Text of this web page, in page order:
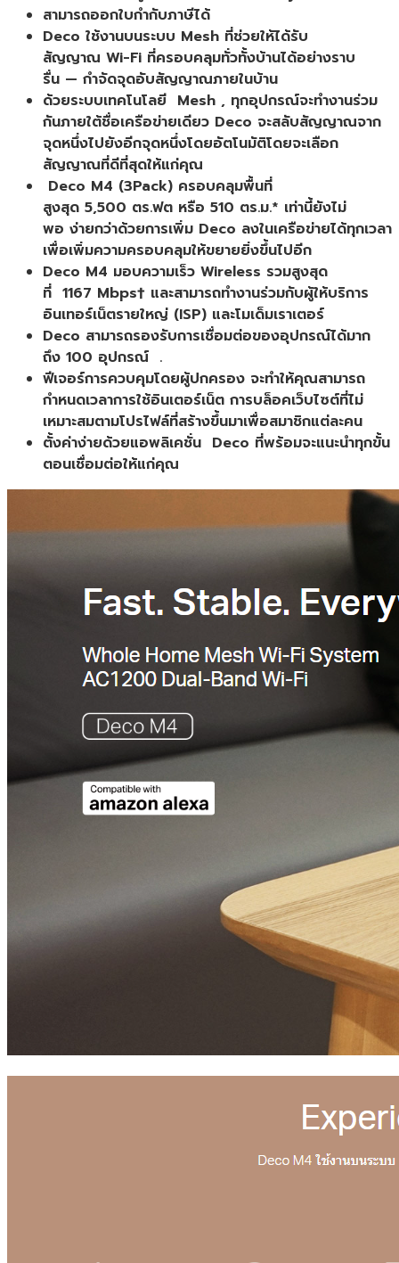
สามารถออกใบกำกับภาษีได้
Deco ใช้งานบนระบบ Mesh ที่ช่วยให้ได้รับ
สัญญาณ Wi-Fi ที่ครอบคลุมทั่วทั้งบ้านได้อย่างราบ
รื่น — กำจัดจุดอับสัญญาณภายในบ้าน
ด้วยระบบเทคโนโลยี Mesh , ทุกอุปกรณ์จะทำงานร่วม
กันภายใต้ชื่อเครือข่ายเดียว Deco จะสลับสัญญาณจาก
จุดหนึ่งไปยังอีกจุดหนึ่งโดยอัตโนมัติโดยจะเลือก
สัญญาณที่ดีที่สุดให้แก่คุณ
Deco M4 (3Pack) ครอบคลุมพื้นที่
สูงสุด 5,500 ตร.ฟต หรือ 510 ตร.ม.* เท่านี้ยังไม่
พอ ง่ายกว่าด้วยการเพิ่ม Deco ลงในเครือข่ายได้ทุกเวลา
เพื่อเพิ่มความครอบคลุมให้ขยายยิ่งขึ้นไปอีก
Deco M4 มอบความเร็ว Wireless รวมสูงสุด
ที่ 1167 Mbps† และสามารถทำงานร่วมกับผู้ให้บริการ
อินเทอร์เน็ตรายใหญ่ (ISP) และโมเด็มเราเตอร์
Deco สามารถรองรับการเชื่อมต่อของอุปกรณ์ได้มาก
ถึง 100 อุปกรณ์ .
ฟีเจอร์การควบคุมโดยผู้ปกครอง จะทำให้คุณสามารถ
กำหนดเวลาการใช้อินเตอร์เน็ต การบล็อคเว็บไซต์ที่ไม่
เหมาะสมตามโปรไฟล์ที่สร้างขึ้นมาเพื่อสมาชิกแต่ละคน
ตั้งค่าง่ายด้วยแอพลิเคชั่น Deco ที่พร้อมจะแนะนำทุกขั้น
ตอนเชื่อมต่อให้แก่คุณ